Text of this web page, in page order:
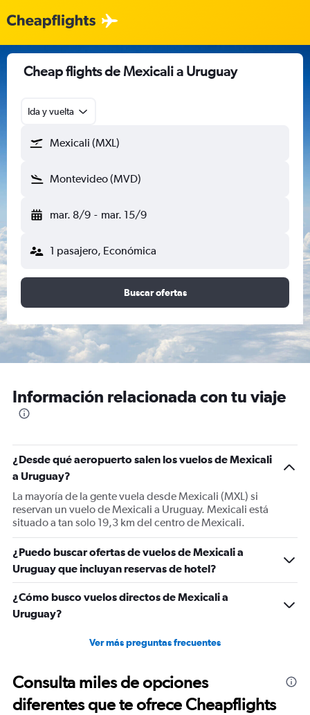
Cheap flights de Mexicali a Uruguay
Ida y vuelta
Mexicali (MXL)
Montevideo (MVD)
mar. 8/9 - mar. 15/9
1 pasajero, Económica
Buscar ofertas
Información relacionada con tu viaje
¿Desde qué aeropuerto salen los vuelos de Mexicali
a Uruguay?
La mayoría de la gente vuela desde Mexicali (MXL) si
reservan un vuelo de Mexicali a Uruguay. Mexicali está
situado a tan solo 19,3 km del centro de Mexicali.
¿Puedo buscar ofertas de vuelos de Mexicali a
Uruguay que incluyan reservas de hotel?
¿Cómo busco vuelos directos de Mexicali a
Uruguay?
Ver más preguntas frecuentes
Consulta miles de opciones
diferentes que te ofrece Cheapflights